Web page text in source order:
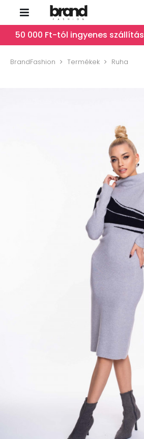
50 000 Ft-tól ingyenes szállítás
BrandFashion Termékek Ruha